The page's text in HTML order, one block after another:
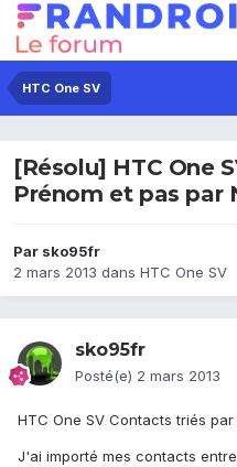
HTC One SV
[Résolu] HTC One
Prénom et pas par
Par sko95fr
2 mars 2013 dans HTC One SV
sko95fr
Posté(e) 2 mars 2013
HTC One SV Contacts triés
J'ai importé mes contacts